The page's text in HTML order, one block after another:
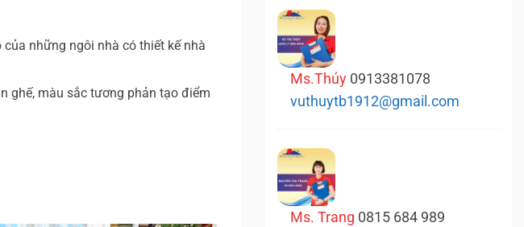
những ngôi nhà có thiết kế nhà
ghế, màu sắc tương phản tạo điểm
Ms.Thúy 0913381078
vuthuytb1912@gmail.com
Ms. Trang 0815 684 989